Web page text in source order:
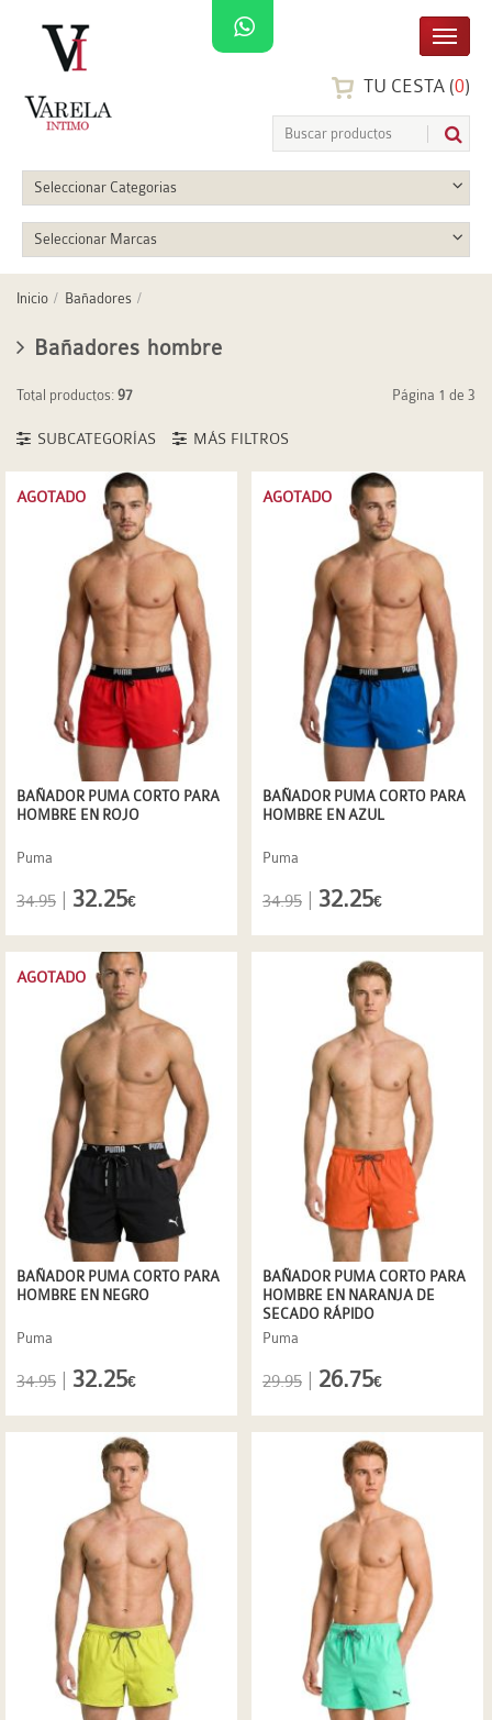
TU CESTA (0)
Seleccionar Categorias
Seleccionar Marcas
Inicio Bañadores
Bañadores hombre
Total productos: 97 Página 1 de 3
SUBCATEGORÍAS MÁS FILTROS
BAÑADOR PUMA CORTO PARA
HOMBRE EN ROJO
Puma
AGOTADO
34.95 32.25€
BAÑADOR PUMA CORTO PARA
HOMBRE EN AZUL
Puma
AGOTADO
34.95 32.25€
BAÑADOR PUMA CORTO PARA
HOMBRE EN NEGRO
Puma
AGOTADO
34.95 32.25€
BAÑADOR PUMA CORTO PARA
HOMBRE EN NARANJA DE
SECADO RÁPIDO
Puma
29.95 26.75€